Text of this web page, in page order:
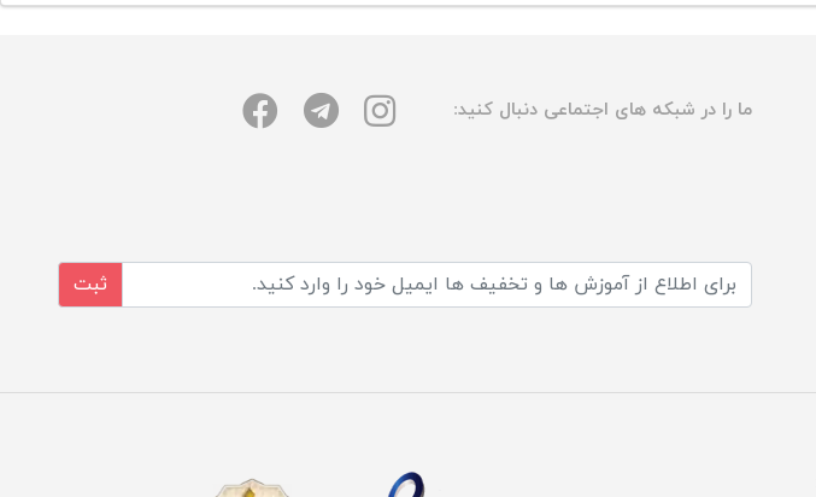
ما را در شبکه های اجتماعی دنبال کنید:
ثبت